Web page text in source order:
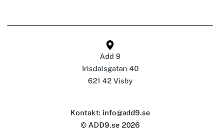
Add 9
Irisdalsgatan 40
621 42 Visby
Kontakt: info@add9.se
© ADD9.se 2026